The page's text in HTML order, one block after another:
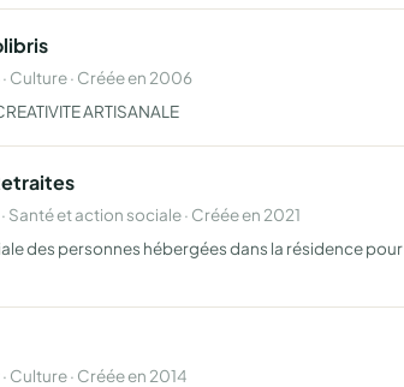
Culture · Créée en 2006
ARTISANALE
Santé et action sociale · Créée en 2021
des personnes hébergées dans la résidence
Culture · Créée en 2014